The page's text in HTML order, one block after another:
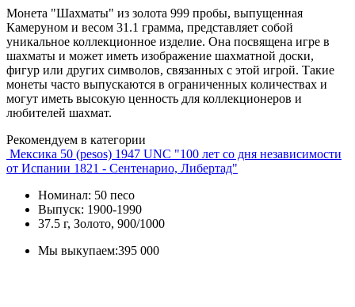
Монета "Шахматы" из золота 999 пробы, выпущенная
Камеруном и весом 31.1 грамма, представляет собой
уникальное коллекционное изделие. Она посвящена игре в
шахматы и может иметь изображение шахматной доски,
фигур или других символов, связанных с этой игрой. Такие
монеты часто выпускаются в ограниченных количествах и
могут иметь высокую ценность для коллекционеров и
любителей шахмат.
Рекомендуем в категории
Мексика 50 (pesos) 1947 UNC "100 лет со дня независимости
от Испании 1821 - Сентенарио, Либертад"
Номинал: 50 песо
Выпуск: 1900-1990
37.5 г, Золото, 900/1000
Мы выкупаем:395 000